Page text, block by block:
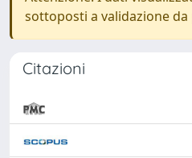
sottoposti a validazione
Citazioni